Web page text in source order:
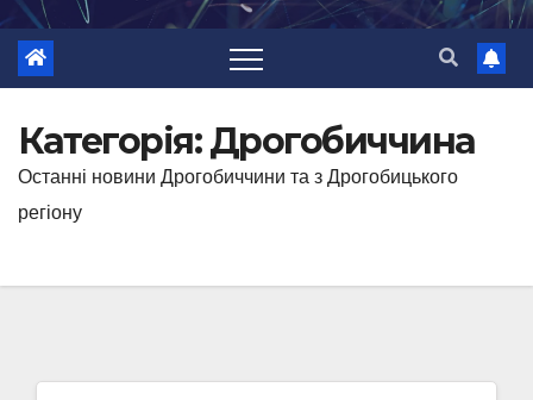
Категорія:Дрогобиччина
Останні новини Дрогобиччини та з Дрогобицького
регіону